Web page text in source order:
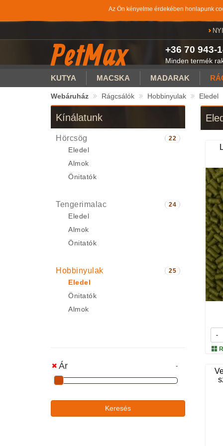
Az Ön kényelme érdekében honlapunk
PetMax +36 70 943-
Minden termék
KUTYA MACSKA MADARAK
Webáruház Rágcsálók Hobbinyulak Eledel
Kínálatunk
22
Hörcsög
Eledel
Almok
Önitatók
24
Tengerimalac
Eledel
Almok
Önitatók
25
Hobbinyulak
Eledel
Önitatók
Almok
Ár -
Keresés
-